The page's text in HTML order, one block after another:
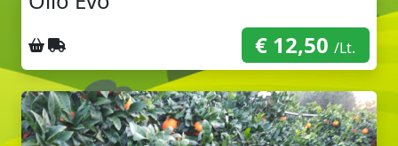
Ritiro sul posto
Spedizione con corriere € 12,50/Lt.